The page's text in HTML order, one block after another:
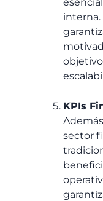
KPIs
sector